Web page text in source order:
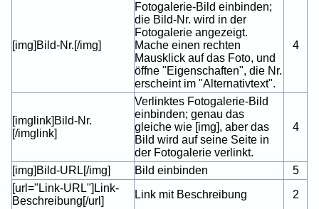
[img]Bild-Nr.[/img]
Fotogalerie-Bild einbinden;
die Bild-Nr. wird in der
Fotogalerie angezeigt.
Mache einen rechten
Mausklick auf das Foto, und
öffne "Eigenschaften", die Nr.
erscheint im "Alternativtext".
4
[imglink]Bild-Nr.
[/imglink]
Verlinktes Fotogalerie-Bild
einbinden; genau das
gleiche wie [img], aber das
Bild wird auf seine Seite in
der Fotogalerie verlinkt.
4
[img]Bild-URL[/img] Bild einbinden
5
[url="Link-URL"]Link-
Beschreibung[/url]
Link mit Beschreibung
2